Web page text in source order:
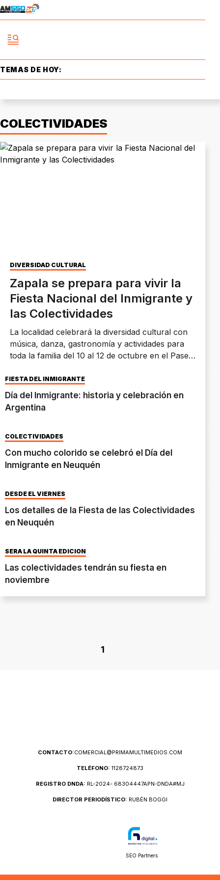
TEMAS DE HOY:
COLECTIVIDADES
DIVERSIDAD CULTURAL
Zapala se prepara para vivir la
Fiesta Nacional del Inmigrante y
las Colectividades
La localidad celebrará la diversidad cultural con
música, danza, gastronomía y actividades para
toda la familia del 10 al 12 de octubre en el Paseo
FIESTA DEL INMIGRANTE
Día del Inmigrante: historia y celebración en
Argentina
COLECTIVIDADES
Con mucho colorido se celebró el Día del
Inmigrante en Neuquén
DESDE EL VIERNES
Los detalles de la Fiesta de las Colectividades
en Neuquén
SERÁ LA QUINTA EDICIÓN
Las colectividades tendrán su fiesta en
noviembre
1
CONTACTO:COMERCIAL@PRIMAMULTIMEDIOS.COM
TELÉFONO: 1128724873
REGISTRO DNDA: RL-2024- 68304447APN-DNDA#MJ
DIRECTOR PERIODÍSTICO: RUBÉN BOGGI
SEO Partners